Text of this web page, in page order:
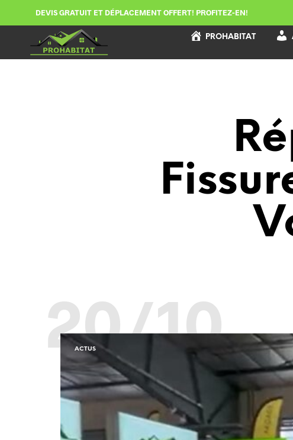
DEVIS GRATUIT ET DÉPLACEMENT OFFERT! PROFITEZ-EN!
PROHABITAT
20/10
ACTUS